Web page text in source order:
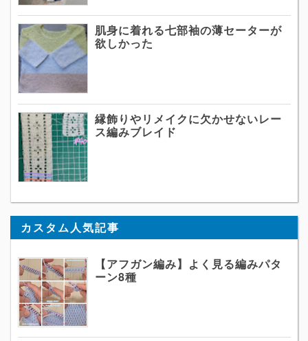
肌身に着れる七部袖の薄セーターが
欲しかった
縁飾りやリメイクに欠かせないレー
ス編みブレイド
カスタム人気記事
【アフガン編み】よく見る編みパタ
ーン8種